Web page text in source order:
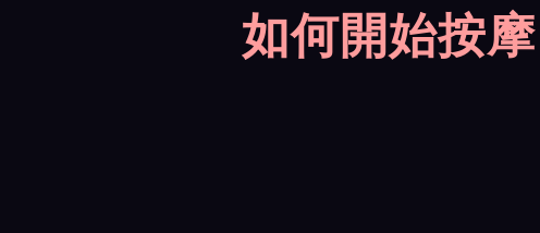
如何開始按